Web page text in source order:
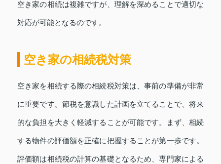
空き家の相続は複雑ですが、理解を深めることで適切な
対応が可能となるのです。
空き家の相続税対策
空き家を相続する際の相続税対策は、事前の準備が非常
に重要です。節税を意識した計画を立てることで、将来
的な負担を大きく軽減することが可能です。まず、相続
する物件の評価額を正確に把握することが第一歩です。
評価額は相続税の計算の基礎となるため、専門家による